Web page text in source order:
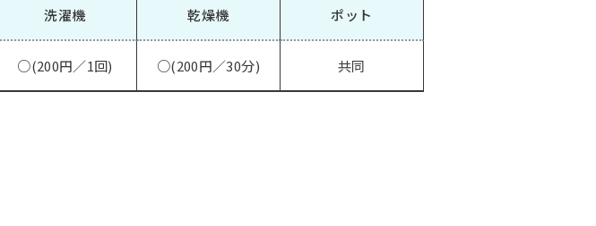
洗濯機
○(200円／1回)
乾燥機
○(200円／30分)
ポット
共同